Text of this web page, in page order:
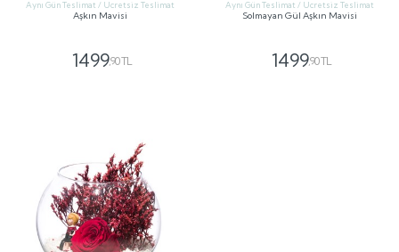
Aynı Gün Teslimat / Ücretsiz Teslimat
Aşkın Mavisi
1499,90 TL
Aynı Gün Teslimat / Ücretsiz Teslimat
Solmayan Gül Aşkın Mavisi
1499,90 TL